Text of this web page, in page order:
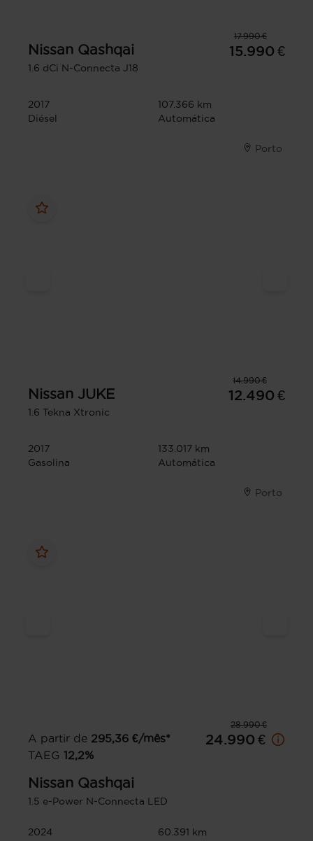
17.990 €
Nissan Qashqai
1.6 dCi N-Connecta J18
15.990 €
2017
107.366 km
Diésel
Automática
Porto
14.990 €
Nissan JUKE
1.6 Tekna Xtronic
12.490 €
2017
133.017 km
Gasolina
Automática
Porto
28.990 €
A partir de 295,36 €/mês*
TAEG 12,2%
24.990 €
Nissan Qashqai
1.5 e-Power N-Connecta LED
2024
60.391 km